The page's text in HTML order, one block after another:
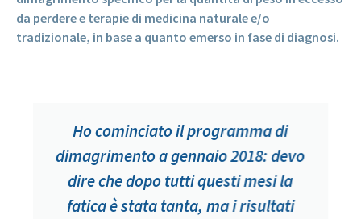
da perdere e terapie di medicina naturale e/o
tradizionale, in base a quanto emerso in fase di diagnosi.
Ho cominciato il programma di
dimagrimento a gennaio 2018: devo
dire che dopo tutti questi mesi la
fatica è stata tanta, ma i risultati